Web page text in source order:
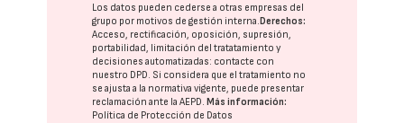
Los datos pueden cederse a otras empresas del
grupo por motivos de gestión interna. Derechos:
Acceso, rectificación, oposición, supresión,
portabilidad, limitación del tratatamiento y
decisiones automatizadas: contacte con
nuestro DPD. Si considera que el tratamiento no
se ajusta a la normativa vigente, puede presentar
reclamación ante laAEPD. Más información:
Política de Protección de Datos